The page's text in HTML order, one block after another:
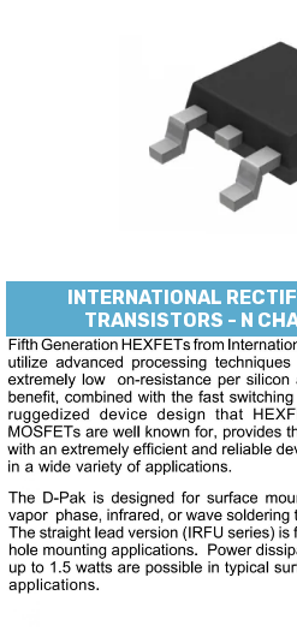
INTERNATIONAL
TRANSISTORS - N